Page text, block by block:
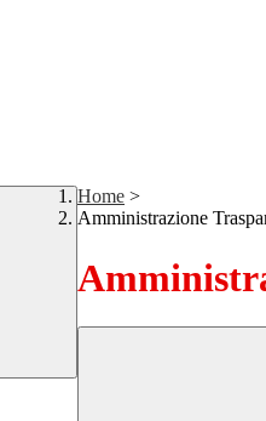
Home >
Amministrazione